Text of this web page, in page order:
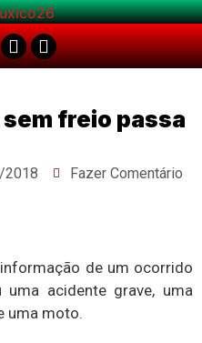
freio passa
Fazer Comentário
de um ocorrido
acidente grave, uma
uma moto.